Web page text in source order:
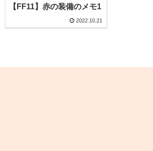
【FF11】赤の装備のメモ1
2022.10.21